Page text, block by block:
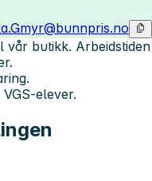
vår butikk. Arbeidstiden
elever.